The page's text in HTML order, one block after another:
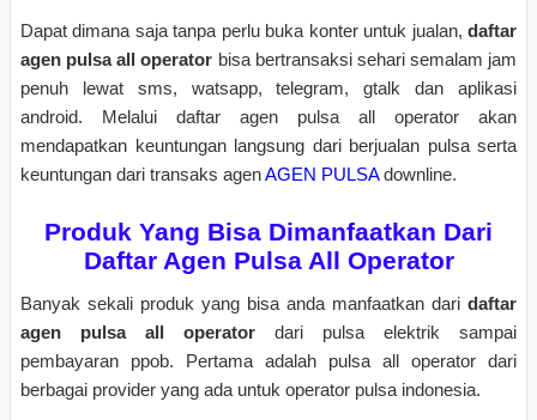
Dapat dimana saja tanpa perlu buka konter untuk jualan, daftar
agen pulsa all operator bisa bertransaksi sehari semalam jam
penuh lewat sms, watsapp, telegram, gtalk dan aplikasi
android. Melalui daftar agen pulsa all operator akan
mendapatkan keuntungan langsung dari berjualan pulsa serta
keuntungan dari transaks agenAGEN PULSAdownline.
Produk Yang Bisa Dimanfaatkan Dari
Daftar Agen Pulsa All Operator
Banyak sekali produk yang bisa anda manfaatkan dari daftar
agen pulsa all operator dari pulsa elektrik sampai
pembayaran ppob. Pertama adalah pulsa all operator dari
berbagai provider yang ada untuk operator pulsa indonesia.